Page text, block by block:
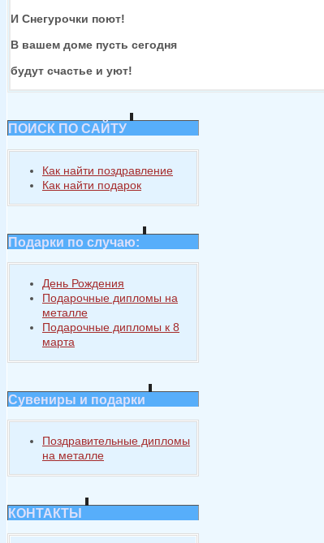
И Снегурочки поют!
В вашем доме пусть сегодня
будут счастье и уют!
ПОИСК ПО САЙТУ
Как найти поздравление
Как найти подарок
Подарки по случаю:
День Рождения
Подарочные дипломы на
металле
Подарочные дипломы к 8
марта
Сувениры и подарки
Поздравительные дипломы
на металле
КОНТАКТЫ